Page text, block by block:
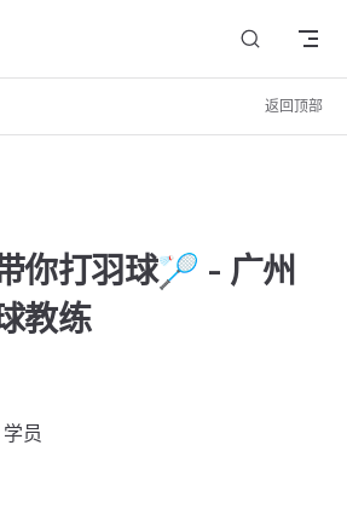
返回顶部
你打羽球🏸️ - 广州
教练
学员